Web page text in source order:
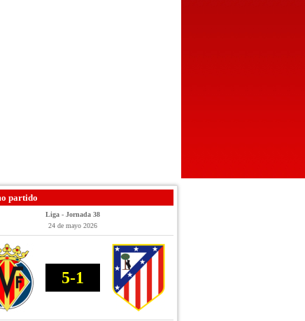
partido
Liga - Jornada 38
24 de mayo 2026
5-1